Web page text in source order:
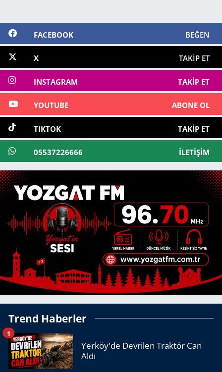
FACEBOOK BEĞEN
X TAKIP ET
INSTAGRAM TAKIP ET
YOUTUBE ABONE OL
TIKTOK TAKIP ET
05537226666 İLETIŞIM
Trend Haberler
Yerköy'de Devrilen Traktör Can
Aldı
1